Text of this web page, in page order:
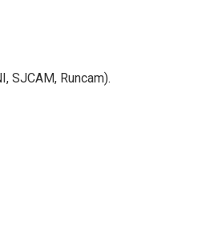
Runcam).